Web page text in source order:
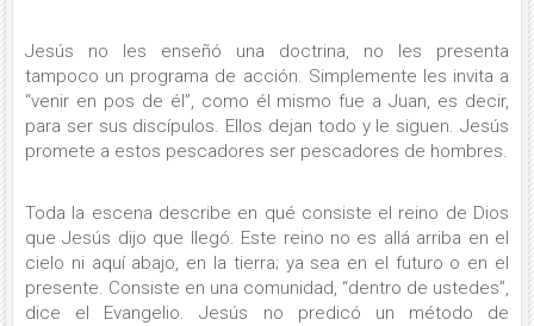
Jesús no les enseñó una doctrina, no les presenta
tampoco un programa de acción. Simplemente les invita a
“venir en pos de él”, como él mismo fue a Juan, es decir,
para ser sus discípulos. Ellos dejan todo y le siguen. Jesús
promete a estos pescadores ser pescadores de hombres.
Toda la escena describe en qué consiste el reino de Dios
que Jesús dijo que llegó. Este reino no es allá arriba en el
cielo ni aquí abajo, en la tierra; ya sea en el futuro o en el
presente. Consiste en una comunidad, “dentro de ustedes”,
dice el Evangelio. Jesús no predicó un método de